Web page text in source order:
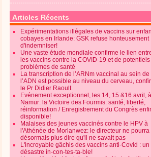
Articles Récents
Expérimentations illégales de vaccins sur
cobayes en Irlande: GSK refuse honteusement
d'indemniser!
Une vaste étude mondiale confirme le lien
les vaccins contre la COVID-19 et de potentiels
problèmes de santé
La transcription de l’ARNm vaccinal au sein de
l’ADN est possible au niveau du cerveau,
le Pr Didier Raoult
Evénement exceptionnel, les 14, 15 &16 avril, à
Namur: la Victoire des Fourmis: santé, liberté,
réinformation / Enregistrement du Congrès
disponible!
Malaises des jeunes vaccinés contre le HPV à
l'Athénée de Morlanwez: le directeur ne pourra
désormais plus dire qu'il ne savait pas
L'incroyable gâchis des vaccins anti-Covid : un
désastre in-con-tes-ta-ble!